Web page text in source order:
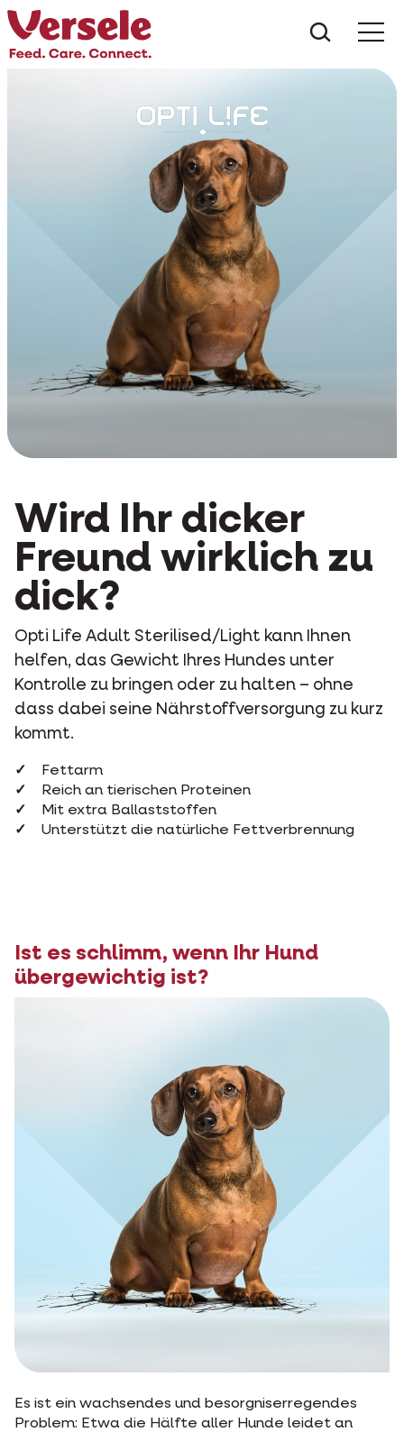
Wird Ihr dicker
Freund wirklich zu
dick?
Opti Life Adult Sterilised/Light kann Ihnen
helfen, das Gewicht Ihres Hundes unter
Kontrolle zu bringen oder zu halten – ohne
dass dabei seine Nährstoffversorgung zu kurz
kommt.
Fettarm
Reich an tierischen Proteinen
Mit extra Ballaststoffen
Unterstützt die natürliche Fettverbrennung
Ist es schlimm, wenn Ihr Hund
übergewichtig ist?
Es ist ein wachsendes und besorgniserregendes
Problem: Etwa die Hälfte aller Hunde leidet an